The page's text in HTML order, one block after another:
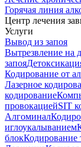
Горячая линия
Центр лечения
Услуги
Вывод из запоя
Вытрезвление на
запоя
Кодирование от
Лазерное
кодирование
провокациейSIT
Алгоминал
иглоукалыванием
блокКодирование